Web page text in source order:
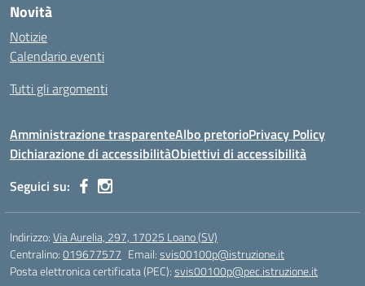
Novità
Notizie
Calendario eventi
Tutti gli argomenti
Amministrazione trasparenteAlbo pretorioPrivacy Policy
Dichiarazione di accessibilitàObiettivi di accessibilità
Seguici su:
Indirizzo:Via Aurelia, 297, 17025 Loano (SV)
Centralino:019677577 Email:svis00100p@istruzione.it
Posta elettronica certificata (PEC):svis00100p@pec.istruzione.it